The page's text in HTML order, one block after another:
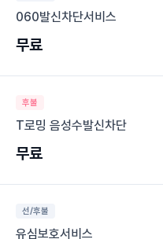
060발신차단서비스
무료
후불
T로밍 음성수발신차단
무료
선/후불
유심보호서비스